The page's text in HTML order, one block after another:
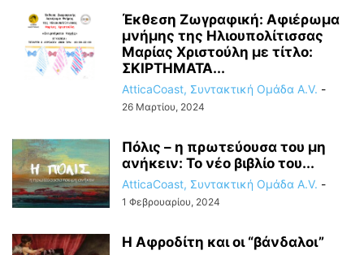
Έκθεση Ζωγραφική: Αφιέρωμα
μνήμης της Ηλιουπολίτισσας
Μαρίας Χριστούλη με τίτλο:
ΣΚΙΡΤΗΜΑΤΑ...
AtticaCoast, Συντακτική Ομάδα A.V. -
26 Μαρτίου, 2024
Πόλις – η πρωτεύουσα του μη
ανήκειν: Το νέο βιβλίο του...
AtticaCoast, Συντακτική Ομάδα A.V. -
1 Φεβρουαρίου, 2024
Η Αφροδίτη και οι “βάνδαλοι”